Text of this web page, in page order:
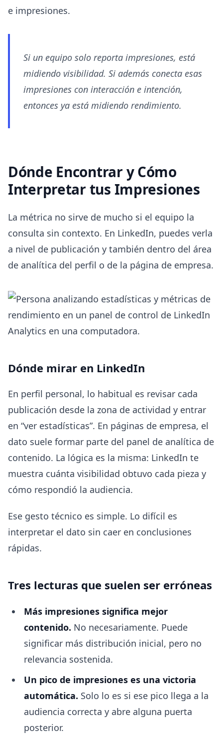
e impresiones.
Si un equipo solo reporta impresiones, está
midiendo visibilidad. Si además conecta esas
impresiones con interacción e intención,
entonces ya está midiendo rendimiento.
Dónde Encontrar y Cómo
Interpretar tus Impresiones
La métrica no sirve de mucho si el equipo la
consulta sin contexto. En LinkedIn, puedes verla
a nivel de publicación y también dentro del área
de analítica del perfil o de la página de empresa.
Dónde mirar en LinkedIn
En perfil personal, lo habitual es revisar cada
publicación desde la zona de actividad y entrar
en “ver estadísticas”. En páginas de empresa, el
dato suele formar parte del panel de analítica de
contenido. La lógica es la misma: LinkedIn te
muestra cuánta visibilidad obtuvo cada pieza y
cómo respondió la audiencia.
Ese gesto técnico es simple. Lo difícil es
interpretar el dato sin caer en conclusiones
rápidas.
Tres lecturas que suelen ser erróneas
Más impresiones significa mejor
contenido. No necesariamente. Puede
significar más distribución inicial, pero no
relevancia sostenida.
Un pico de impresiones es una victoria
automática. Solo lo es si ese pico llega a la
audiencia correcta y abre alguna puerta
posterior.